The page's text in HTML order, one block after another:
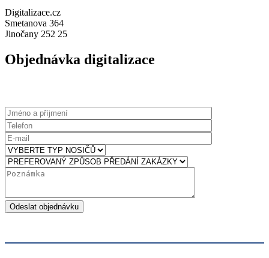
Digitalizace.cz
Smetanova 364
Jinočany 252 25
Objednávka digitalizace